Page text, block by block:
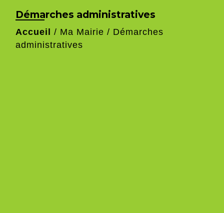
Démarches administratives
Accueil / Ma Mairie / Démarches
administratives